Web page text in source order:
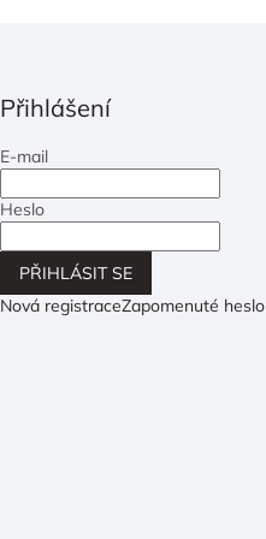
Přihlášení
E-mail
Heslo
PŘIHLÁSIT SE
Nová registraceZapomenuté heslo